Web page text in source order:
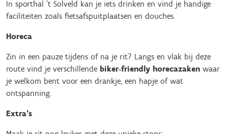
In sporthal ’t Solveld kan je iets drinken en vind je handige
faciliteiten zoals fietsafspuitplaatsen en douches.
Horeca
Zin in een pauze tijdens of na je rit? Langs en vlak bij deze
route vind je verschillende biker‑friendly horecazaken waar
je welkom bent voor een drankje, een hapje of wat
ontspanning.
Extra’s